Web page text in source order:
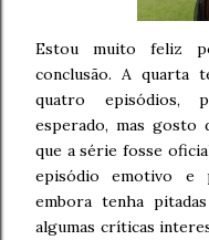
Estou muito feliz
conclusão. A quarta
quatro episódios,
esperado, mas
que a série fosse
episódio emotivo e
embora tenha
algumas críticas